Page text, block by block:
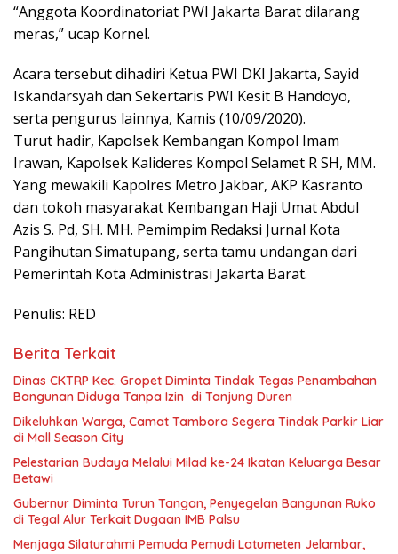
“Anggota Koordinatoriat PWI Jakarta Barat dilarang
meras,” ucap Kornel.
Acara tersebut dihadiri Ketua PWI DKI Jakarta, Sayid
Iskandarsyah dan Sekertaris PWI Kesit B Handoyo,
serta pengurus lainnya, Kamis (10/09/2020).
Turut hadir, Kapolsek Kembangan Kompol Imam
Irawan, Kapolsek Kalideres Kompol Selamet R SH, MM.
Yang mewakili Kapolres Metro Jakbar, AKP Kasranto
dan tokoh masyarakat Kembangan Haji Umat Abdul
Azis S. Pd, SH. MH. Pemimpim Redaksi Jurnal Kota
Pangihutan Simatupang, serta tamu undangan dari
Pemerintah Kota Administrasi Jakarta Barat.
Penulis: RED
Berita Terkait
Dinas CKTRP Kec. Gropet Diminta Tindak Tegas Penambahan
Bangunan Diduga Tanpa Izin di Tanjung Duren
Dikeluhkan Warga, Camat Tambora Segera Tindak Parkir Liar
di Mall Season City
Pelestarian Budaya Melalui Milad ke-24 Ikatan Keluarga Besar
Betawi
Gubernur Diminta Turun Tangan, Penyegelan Bangunan Ruko
di Tegal Alur Terkait Dugaan IMB Palsu
Menjaga Silaturahmi Pemuda Pemudi Latumeten Jelambar,